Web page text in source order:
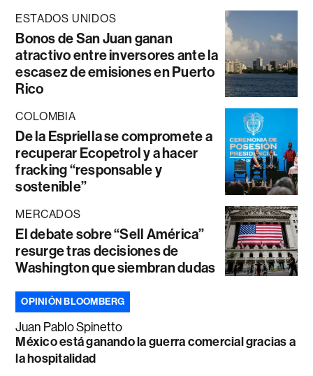
ESTADOS UNIDOS
Bonos de San Juan ganan
atractivo entre inversores ante la
escasez de emisiones en Puerto
Rico
COLOMBIA
De la Espriella se compromete a
recuperar Ecopetrol y a hacer
fracking “responsable y
sostenible”
MERCADOS
El debate sobre “Sell América”
resurge tras decisiones de
Washington que siembran dudas
OPINIÓN BLOOMBERG
Juan Pablo Spinetto
México está ganando la guerra comercial gracias a
la hospitalidad